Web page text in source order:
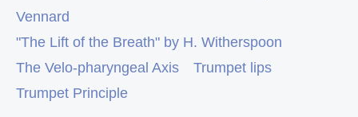
Vennard
"The Lift of the Breath" by H. Witherspoon
The Velo-pharyngeal Axis
Trumpet lips
Trumpet Principle